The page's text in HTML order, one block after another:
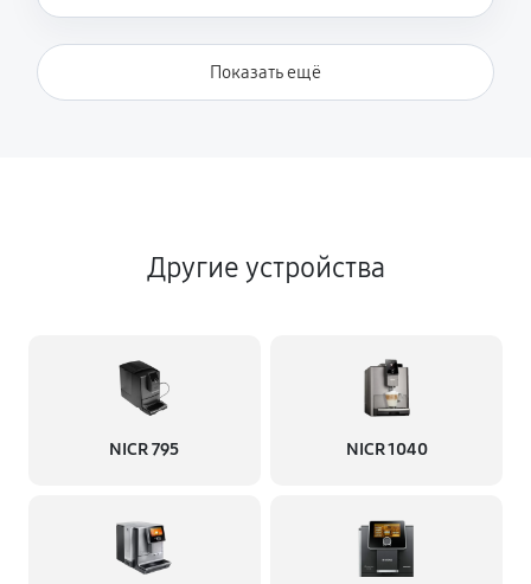
Показать ещё
Другие устройства
NICR 795 NICR 1040